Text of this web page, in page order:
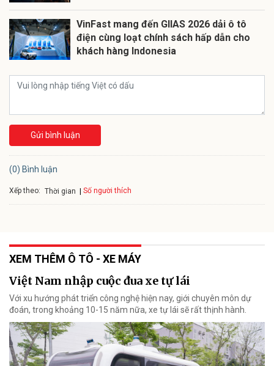
VinFast mang đến GIIAS 2026 dải ô tô
điện cùng loạt chính sách hấp dẫn cho
khách hàng Indonesia
Gửi bình luận
(0) Bình luận
Xếp theo: Thời gian Số người thích
XEM THÊM Ô TÔ - XE MÁY
Việt Nam nhập cuộc đua xe tự lái
Với xu hướng phát triển công nghệ hiện nay, giới chuyên môn dự
đoán, trong khoảng 10-15 năm nữa, xe tự lái sẽ rất thịnh hành.